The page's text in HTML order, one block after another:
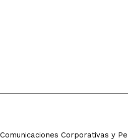
Corporativas y